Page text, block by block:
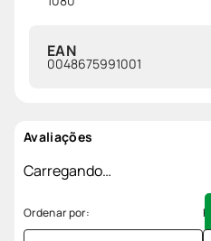
EAN
0048675991001
Avaliações
Carregando…